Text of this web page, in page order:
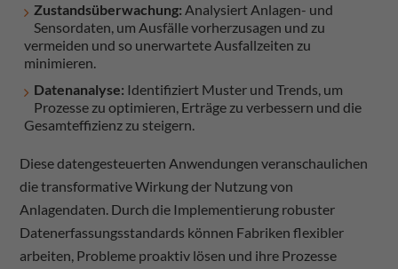
Zustandsüberwachung: Analysiert Anlagen- und
Sensordaten, um Ausfälle vorherzusagen und zu
vermeiden und so unerwartete Ausfallzeiten zu
minimieren.
Datenanalyse: Identifiziert Muster und Trends, um
Prozesse zu optimieren, Erträge zu verbessern und die
Gesamteffizienz zu steigern.
Diese datengesteuerten Anwendungen veranschaulichen
die transformative Wirkung der Nutzung von
Anlagendaten. Durch die Implementierung robuster
Datenerfassungsstandards können Fabriken flexibler
arbeiten, Probleme proaktiv lösen und ihre Prozesse